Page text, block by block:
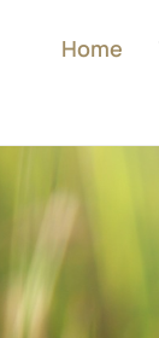
Home